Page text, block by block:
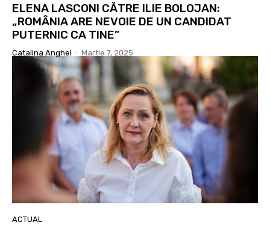
ELENA LASCONI CĂTRE ILIE BOLOJAN:
„ROMÂNIA ARE NEVOIE DE UN CANDIDAT
PUTERNIC CA TINE”
Catalina Anghel - Martie 7, 2025
ACTUAL